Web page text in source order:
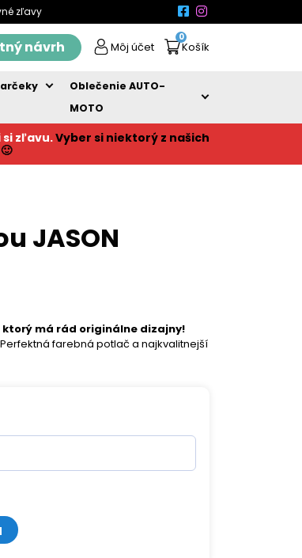
zľavy
návrh Môj účet
0
Košík
Oblečenie AUTO-
MOTO
zľavu.Vyber si niektorý z našich
🙂
JASON
ktorý má rád originálne dizajny!
farebná potlač a najkvalitnejší